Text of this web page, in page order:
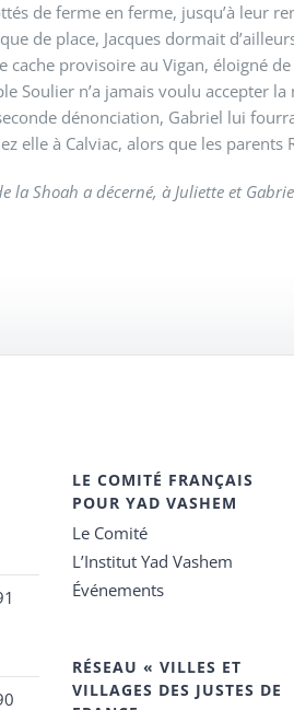
de ferme en ferme, jusqu’à leur
de place, Jacques dormait
provisoire au Vigan, éloigné
Soulier n’a jamais voulu
dénonciation, Gabriel lui
elle à Calviac, alors que les
Shoah a décerné, à Juliette et
LE COMITÉ FRANÇAIS
POUR YAD VASHEM
Le Comité
L’Institut Yad Vashem
Événements
RÉSEAU « VILLES ET
VILLAGES DES JUSTES DE